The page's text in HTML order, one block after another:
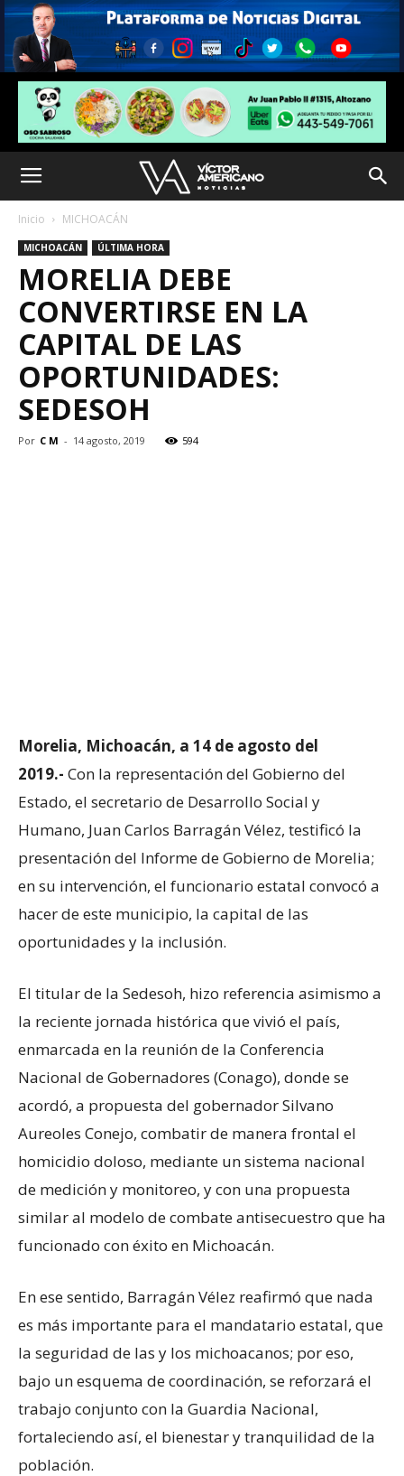
Inicio MICHOACÁN
MICHOACÁN ÚLTIMA HORA
MORELIA DEBE
CONVERTIRSE EN LA
CAPITAL DE LAS
OPORTUNIDADES:
SEDESOH
Por C M - 14 agosto, 2019 594
Morelia, Michoacán, a 14 de agosto del
2019.- Con la representación del Gobierno del
Estado, el secretario de Desarrollo Social y
Humano, Juan Carlos Barragán Vélez, testificó la
presentación del Informe de Gobierno de Morelia;
en su intervención, el funcionario estatal convocó a
hacer de este municipio, la capital de las
oportunidades y la inclusión.
El titular de la Sedesoh, hizo referencia asimismo a
la reciente jornada histórica que vivió el país,
enmarcada en la reunión de la Conferencia
Nacional de Gobernadores (Conago), donde se
acordó, a propuesta del gobernador Silvano
Aureoles Conejo, combatir de manera frontal el
homicidio doloso, mediante un sistema nacional
de medición y monitoreo, y con una propuesta
similar al modelo de combate antisecuestro que ha
funcionado con éxito en Michoacán.
En ese sentido, Barragán Vélez reafirmó que nada
es más importante para el mandatario estatal, que
la seguridad de las y los michoacanos; por eso,
bajo un esquema de coordinación, se reforzará el
trabajo conjunto con la Guardia Nacional,
fortaleciendo así, el bienestar y tranquilidad de la
población.